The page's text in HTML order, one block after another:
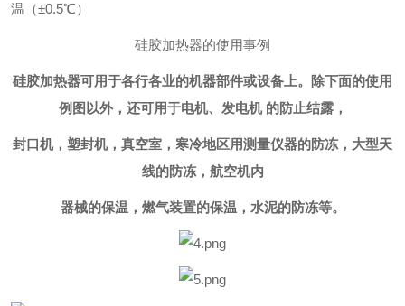
温（±0.5℃）
硅胶加热器的使用事例
硅胶加热器可用于各行各业的机器部件或设备上。除下面的使用
例图以外，还可用于电机、发电机 的防止结露，
封口机，塑封机，真空室，寒冷地区用测量仪器的防冻，大型天
线的防冻，航空机内
器械的保温，燃气装置的保温，水泥的防冻等。